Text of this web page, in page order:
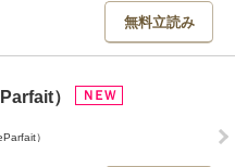
無料立読み
）
）